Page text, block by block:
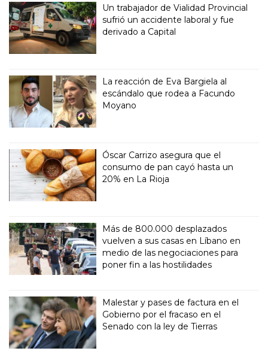
Un trabajador de Vialidad Provincial
sufrió un accidente laboral y fue
derivado a Capital
La reacción de Eva Bargiela al
escándalo que rodea a Facundo
Moyano
Óscar Carrizo asegura que el
consumo de pan cayó hasta un
20% en La Rioja
Más de 800.000 desplazados
vuelven a sus casas en Líbano en
medio de las negociaciones para
poner fin a las hostilidades
Malestar y pases de factura en el
Gobierno por el fracaso en el
Senado con la ley de Tierras